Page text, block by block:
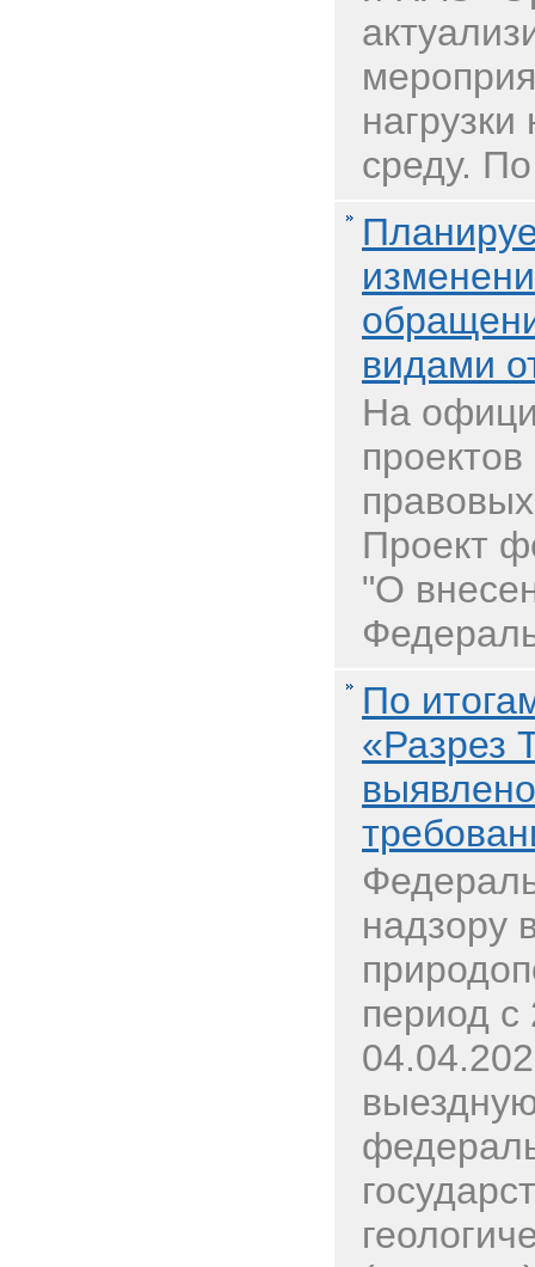
среду.
видами
На
Проект
"О
По
«Разрез
надзору
период с